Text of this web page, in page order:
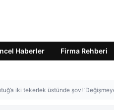
Haberler Firma Rehberi
iki tekerlek üstünde şov!